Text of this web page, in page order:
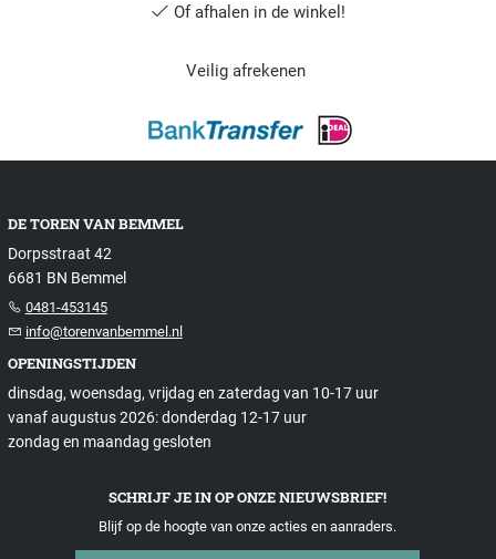
Of afhalen in de winkel!
Veilig afrekenen
DE TOREN VAN BEMMEL
Dorpsstraat 42
6681 BN Bemmel
0481-453145
info@torenvanbemmel.nl
OPENINGSTIJDEN
dinsdag, woensdag, vrijdag en zaterdag van 10-17 uur
vanaf augustus 2026: donderdag 12-17 uur
zondag en maandag gesloten
SCHRIJF JE IN OP ONZE NIEUWSBRIEF!
Blijf op de hoogte van onze acties en aanraders.